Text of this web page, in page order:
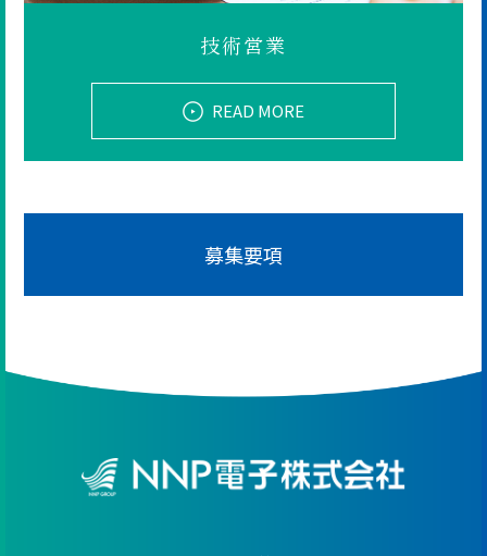
技術営業
READ MORE
募集要項